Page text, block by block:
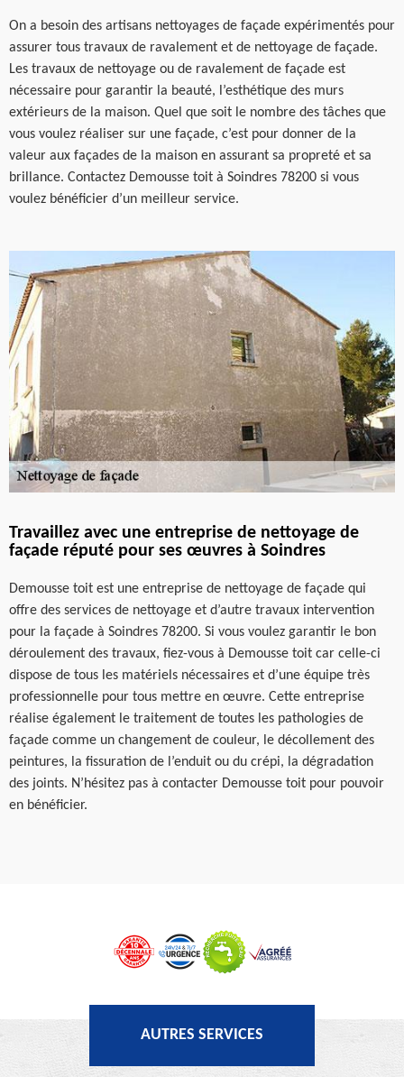
On a besoin des artisans nettoyages de façade expérimentés pour
assurer tous travaux de ravalement et de nettoyage de façade.
Les travaux de nettoyage ou de ravalement de façade est
nécessaire pour garantir la beauté, l’esthétique des murs
extérieurs de la maison. Quel que soit le nombre des tâches que
vous voulez réaliser sur une façade, c’est pour donner de la
valeur aux façades de la maison en assurant sa propreté et sa
brillance. Contactez Demousse toit à Soindres 78200 si vous
voulez bénéficier d’un meilleur service.
Travaillez avec une entreprise de nettoyage de
façade réputé pour ses œuvres à Soindres
Demousse toit est une entreprise de nettoyage de façade qui
offre des services de nettoyage et d’autre travaux intervention
pour la façade à Soindres 78200. Si vous voulez garantir le bon
déroulement des travaux, fiez-vous à Demousse toit car celle-ci
dispose de tous les matériels nécessaires et d’une équipe très
professionnelle pour tous mettre en œuvre. Cette entreprise
réalise également le traitement de toutes les pathologies de
façade comme un changement de couleur, le décollement des
peintures, la fissuration de l’enduit ou du crépi, la dégradation
des joints. N’hésitez pas à contacter Demousse toit pour pouvoir
en bénéficier.
AUTRES SERVICES